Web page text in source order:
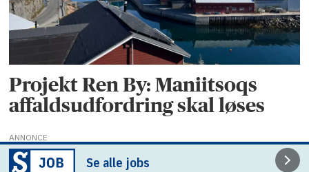
Projekt Ren By: Maniitsoqs
affaldsudfordring skal løses
ANNONCE
Se alle jobs